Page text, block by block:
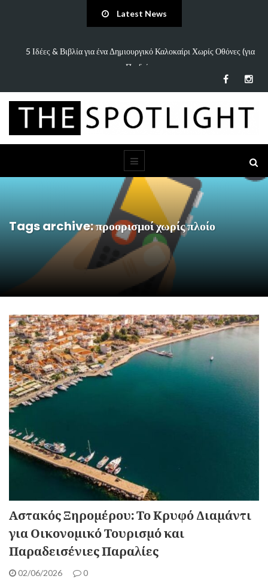
Latest News
5 Ιδέες & Βιβλία για ένα Δημιουργικό Καλοκαίρι Χωρίς Οθόνες (για
Παιδιά…
Tags archive: προορισμοί χωρίς πλοίο
Αστακός Ξηρομέρου: Το Κρυφό Διαμάντι
για Οικονομικό Τουρισμό και
Παραδεισένιες Παραλίες
02/06/2026 0